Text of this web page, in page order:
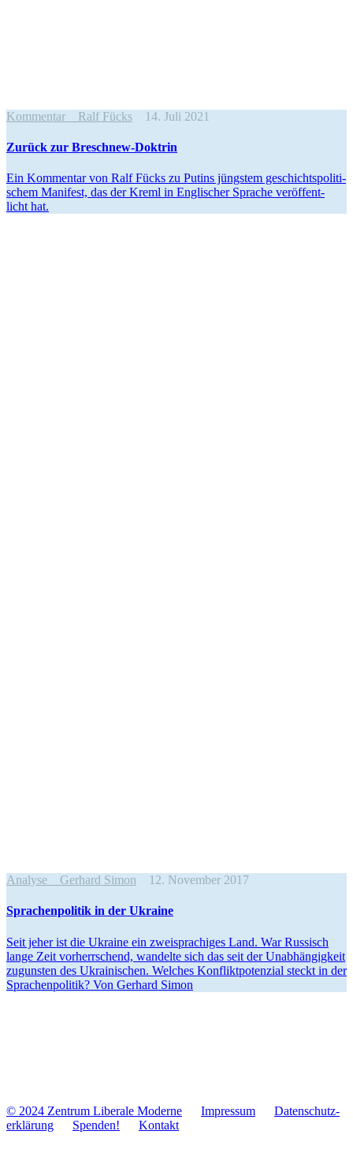
Kommentar Ralf Fücks 14. Juli 2021
Zurück zur Breschnew-Doktrin
Ein Kom­men­tar von Ralf Fücks zu Putins jüngs­tem geschichts­po­li­ti­
schem Mani­fest, das der Kreml in Eng­li­scher Sprache ver­öf­fent­
licht hat.
Analyse Gerhard Simon 12. November 2017
Spra­chen­po­li­tik in der Ukraine
Seit jeher ist die Ukraine ein zwei­spra­chi­ges Land. War Rus­sisch
lange Zeit vor­herr­schend, wan­delte sich das seit der Unab­hän­gig­keit
zuguns­ten des Ukrai­ni­schen. Welches Kon­flikt­po­ten­zial steckt in der
Spra­chen­po­li­tik? Von Gerhard Simon
© 2024 Zentrum Libe­rale Moderne Impres­sum
Daten­schutz­
er­klä­rung
Spenden! Kontakt